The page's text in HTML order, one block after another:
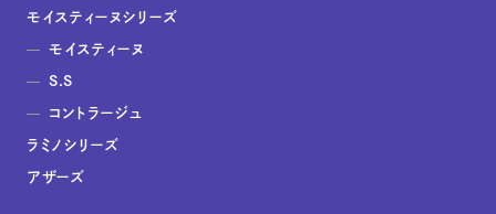
モイスティーヌシリーズ
モイスティーヌ
S.S
コントラージュ
ラミノシリーズ
アザーズ